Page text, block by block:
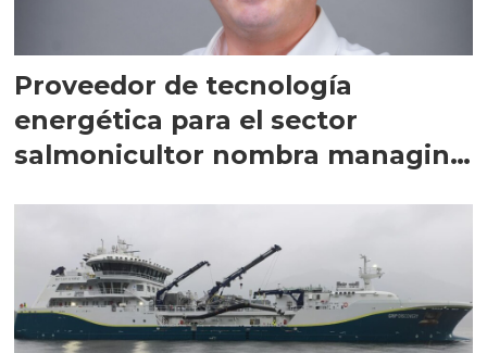
Proveedor de tecnología
energética para el sector
salmonicultor nombra managing